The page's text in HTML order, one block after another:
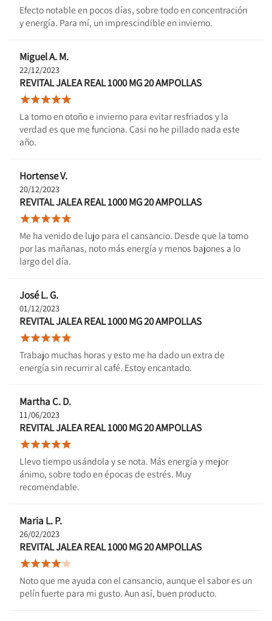
Efecto notable en pocos días, sobre todo en concentración
y energía. Para mí, un imprescindible en invierno.
Miguel A. M.
22/12/2023
REVITAL JALEA REAL 1000 MG 20 AMPOLLAS

La tomo en otoño e invierno para evitar resfriados y la
verdad es que me funciona. Casi no he pillado nada este
año.
Hortense V.
20/12/2023
REVITAL JALEA REAL 1000 MG 20 AMPOLLAS

Me ha venido de lujo para el cansancio. Desde que la tomo
por las mañanas, noto más energía y menos bajones a lo
largo del día.
José L. G.
01/12/2023
REVITAL JALEA REAL 1000 MG 20 AMPOLLAS

Trabajo muchas horas y esto me ha dado un extra de
energía sin recurrir al café. Estoy encantado.
Martha C. D.
11/06/2023
REVITAL JALEA REAL 1000 MG 20 AMPOLLAS

Llevo tiempo usándola y se nota. Más energía y mejor
ánimo, sobre todo en épocas de estrés. Muy
recomendable.
Maria L. P.
26/02/2023
REVITAL JALEA REAL 1000 MG 20 AMPOLLAS

Noto que me ayuda con el cansancio, aunque el sabor es un
pelín fuerte para mi gusto. Aun así, buen producto.